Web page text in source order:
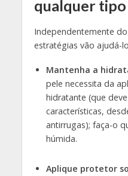
qualquer
Independentemente
estratégias vão ajudá-
Mantenha a
pele necessita da
hidratante (que
características,
antirrugas); faça-o
húmida.
Aplique protetor